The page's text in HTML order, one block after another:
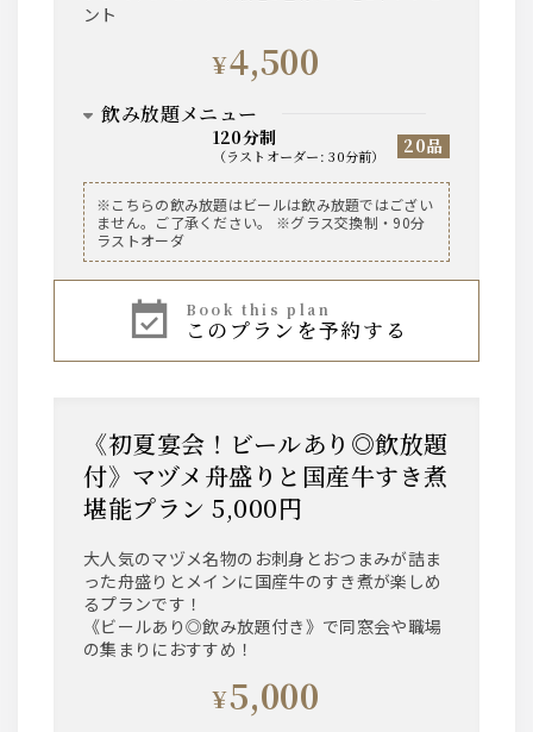
ント
¥4,500
飲み放題メニュー
120分制
（ ラストオーダー:30分前） 20品
ビール
乾杯プレミアムモルツ中瓶付（3名様につき1本）
焼酎
ジムビームハイボール
サワー
ワサーサワー 赤玉パンチ 梅干しサワー バイ
スサワー ほうじ茶ハイ ジャスミン茶ハイ 八
女茶ハイ ウーロンハイ
ジン
翠ジンソーダ 翠ジントニック(マヅメ酎ハイ)
※こちらの飲み放題はビールは飲み放題ではござい
ません。ご了承ください。 ※グラス交換制・90分
ラストオーダ
book this plan
このプランを予約する
《初夏宴会！ビールあり◎飲放題
付》マヅメ舟盛りと国産牛すき煮
堪能プラン 5,000円
大人気のマヅメ名物のお刺身とおつまみが詰ま
った舟盛りとメインに国産牛のすき煮が楽しめ
るプランです！
《ビールあり◎飲み放題付き》で同窓会や職場
の集まりにおすすめ！
¥5,000